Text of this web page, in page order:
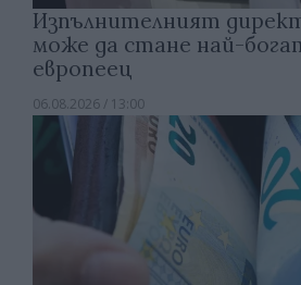
Изпълнителният
може да стане най-
европеец
06.08.2026 / 13:00